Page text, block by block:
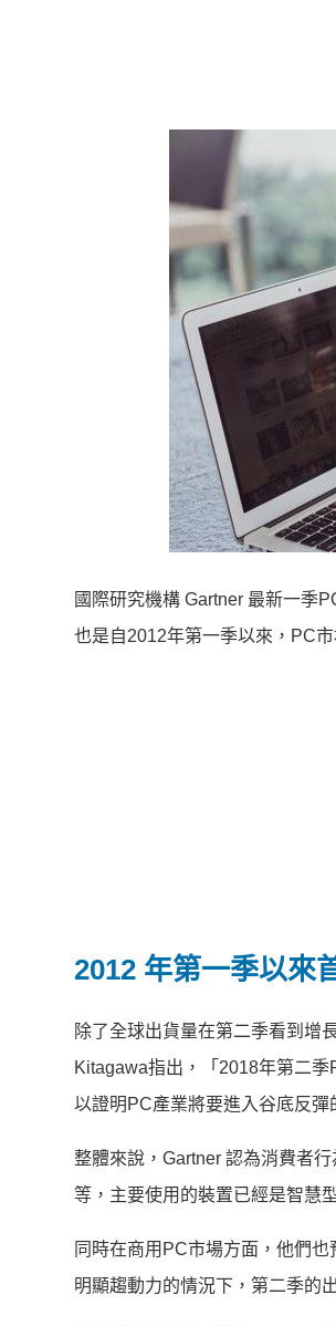
國際研究機構 Gartner 最新一季
也是自2012年第一季以來，PC
2012 年第一季以來
除了全球出貨量在第二季看到增
Kitagawa指出，「2018年第二
以證明PC產業將要進入谷底反彈
整體來說，Gartner 認為消費者
等，主要使用的裝置已經是智慧
同時在商用PC市場方面，他們
明顯趨動力的情況下，第二季的